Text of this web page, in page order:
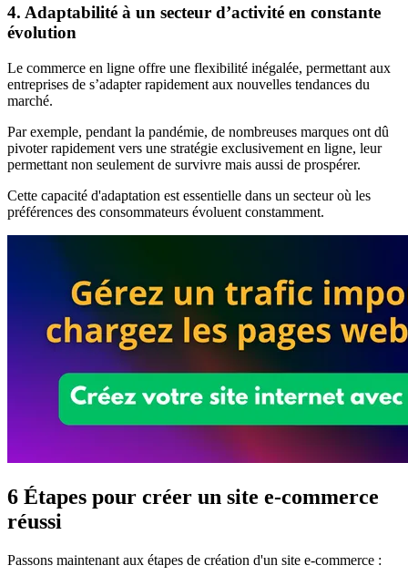
4. Adaptabilité à un secteur d’activité en constante
évolution
Le commerce en ligne offre une flexibilité inégalée, permettant aux
entreprises de s’adapter rapidement aux nouvelles tendances du
marché.
Par exemple, pendant la pandémie, de nombreuses marques ont dû
pivoter rapidement vers une stratégie exclusivement en ligne, leur
permettant non seulement de survivre mais aussi de prospérer.
Cette capacité d'adaptation est essentielle dans un secteur où les
préférences des consommateurs évoluent constamment.
6 Étapes pour créer un site e-commerce
réussi
Passons maintenant aux étapes de création d'un site e-commerce :